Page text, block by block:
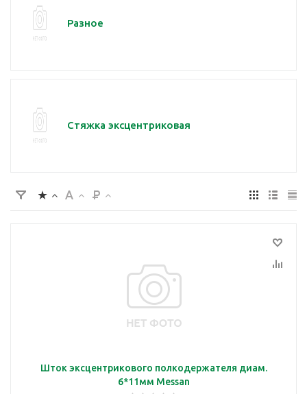
Разное
Стяжка эксцентриковая
Шток эксцентрикового полкодержателя диам.
6*11мм Messan